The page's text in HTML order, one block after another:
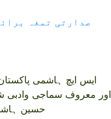
صدارتی تمغہ
ایس ایچ ہاشمی
اور معروف سماجی وادبی